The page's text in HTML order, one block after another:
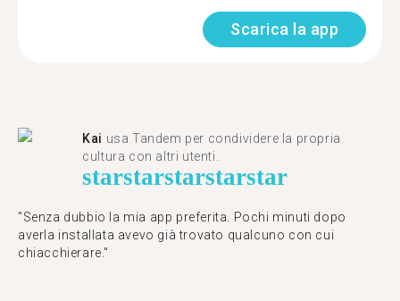
Scarica la app
Kai usa Tandem per condividere la propria
cultura con altri utenti.
starstarstarstarstar
"Senza dubbio la mia app preferita. Pochi minuti dopo
averla installata avevo già trovato qualcuno con cui
chiacchierare."